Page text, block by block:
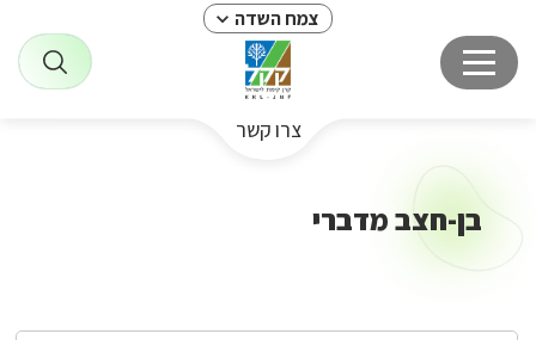
צמח השדה
צרו קשר
בן-חצב מדברי